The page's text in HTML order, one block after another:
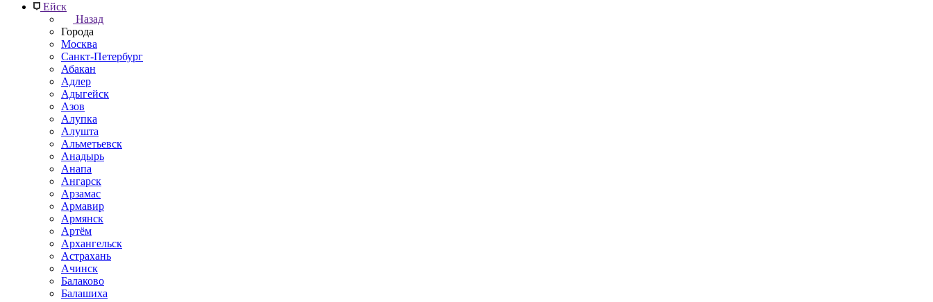
Ейск
Назад
Города
Москва
Санкт-Петербург
Абакан
Адлер
Адыгейск
Азов
Алупка
Алушта
Альметьевск
Анадырь
Анапа
Ангарск
Арзамас
Армавир
Армянск
Артём
Архангельск
Астрахань
Ачинск
Балаково
Балашиха